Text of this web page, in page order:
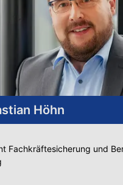
Höhn
Fachkräftesicherung und